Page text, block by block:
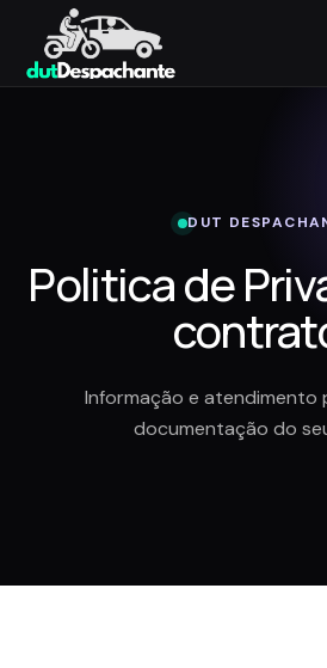
DUT
Politica de
Informação e atendimento
documentação do